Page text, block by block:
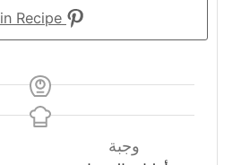
Pin Recipe
وجبة